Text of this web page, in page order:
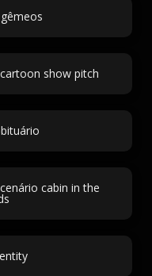
show pitch
cabin in the